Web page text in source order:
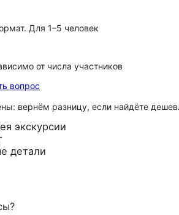
Для 1–5 человек
от числа участников
вопрос
вернём разницу, если найдёте
экскурсии
детали